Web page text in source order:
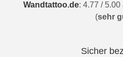
Wandtattoo.de: 4.77 / 5.00
(sehr
Sicher